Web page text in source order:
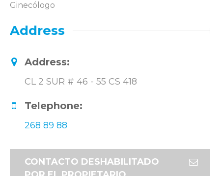
Ginecólogo
Address
Address:
CL 2 SUR # 46 - 55 CS 418
Telephone:
268 89 88
CONTACTO DESHABILITADO